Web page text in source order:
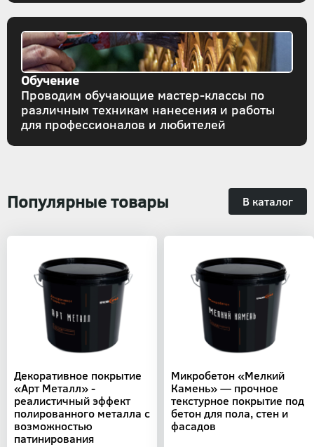
Обучение
Проводим обучающие мастер-классы по
различным техникам нанесения и работы
для профессионалов и любителей
Популярные товары В каталог
Декоративное покрытие
«Арт Металл» -
реалистичный эффект
полированного металла с
возможностью
патинирования
Микробетон «Мелкий
Камень» — прочное
текстурное покрытие под
бетон для пола, стен и
фасадов